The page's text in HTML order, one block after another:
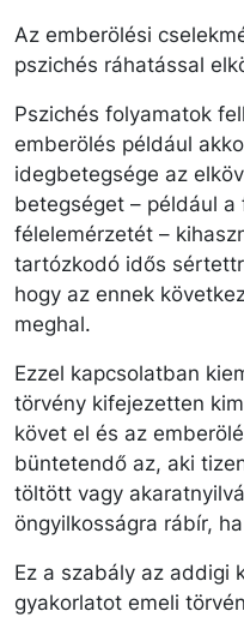
Az emberölési
pszichés ráhatással
Pszichés folyamatok
emberölés például
idegbetegsége az
betegséget – például
félelemérzetét –
tartózkodó idős
hogy az ennek
meghal.
Ezzel kapcsolatban
törvény kifejezetten
követ el és az
büntetendő az, aki
töltött vagy
öngyilkosságra rábír,
Ez a szabály az addigi
gyakorlatot emeli